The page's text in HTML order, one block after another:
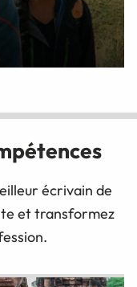
écrivain de
et transformez